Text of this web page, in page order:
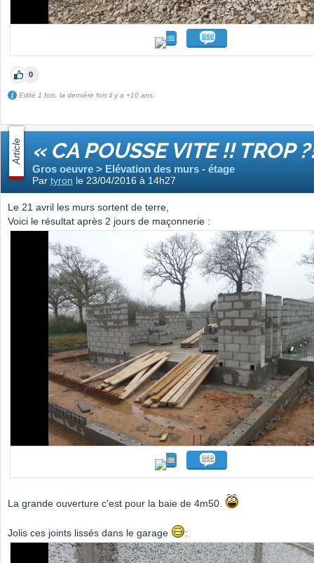
0
Edité 1 fois, la dernière fois il y a +10 ans.
Article « CA POUSSE VITE !! TROP
Gros oeuvre > Elévation des murs - étage
Par tyron le 23/04/2016 à 14h27
Le 21 avril les murs sortent de terre,
Voici le résultat après 2 jours de maçonnerie :
La grande ouverture c'est pour la baie de 4m50.
Jolis ces joints lissés dans le garage :